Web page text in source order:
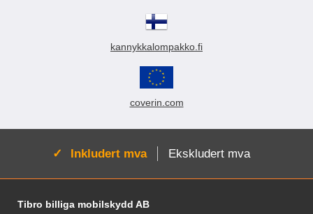
kannykkalompakko.fi
coverin.com
Aktiv:
Inkludert mva Ekskludert mva
Footer-innhold Blandet informasjon og
Tibro billiga mobilskydd AB